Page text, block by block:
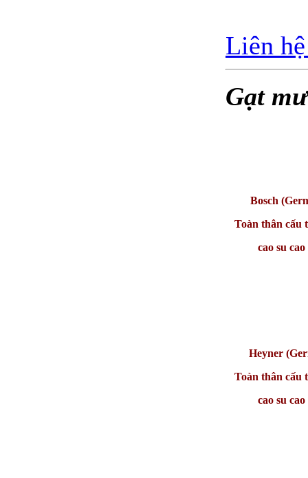
Liên
Gạt
Bosch
Toàn thân cấu
cao su cao
Heyner
Toàn thân cấu
cao su cao